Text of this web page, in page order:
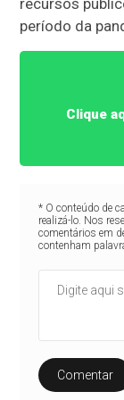
período da
Clique
* O conteúdo de
realizá-lo. Nos
comentários em
contenham
Comentar